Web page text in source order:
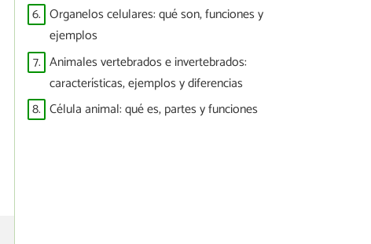
6. Organelos celulares: qué son, funciones y
ejemplos
7. Animales vertebrados e invertebrados:
características, ejemplos y diferencias
8. Célula animal: qué es, partes y funciones